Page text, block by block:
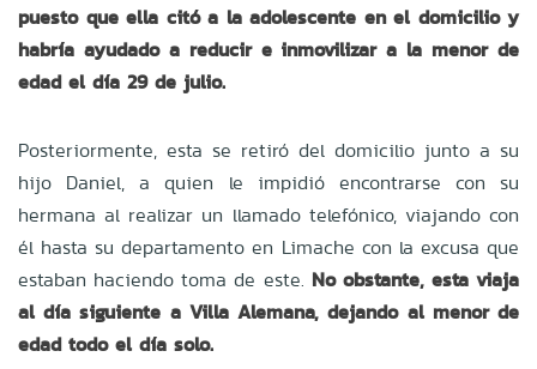
puesto que ella citó a la adolescente en el domicilio y
habría ayudado a reducir e inmovilizar a la menor de
edad el día 29 de julio.
Posteriormente, esta se retiró del domicilio junto a su
hijo Daniel, a quien le impidió encontrarse con su
hermana al realizar un llamado telefónico, viajando con
él hasta su departamento en Limache con la excusa que
estaban haciendo toma de este. No obstante, esta viaja
al día siguiente a Villa Alemana, dejando al menor de
edad todo el día solo.